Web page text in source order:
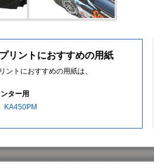
リントにおすすめの用紙
ントにおすすめの用紙は、
ター用
KA450PM